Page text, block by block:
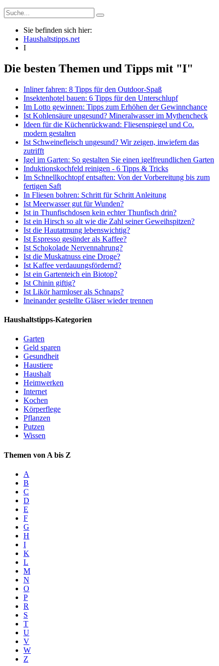
Sie befinden sich hier:
Haushaltstipps.net
I
Die besten Themen und Tipps mit "I"
Inliner fahren: 8 Tipps für den Outdoor-Spaß
Insektenhotel bauen: 6 Tipps für den Unterschlupf
Im Lotto gewinnen: Tipps zum Erhöhen der Gewinnchance
Ist Kohlensäure ungesund? Mineralwasser im Mythencheck
Ideen für die Küchenrückwand: Fliesenspiegel und Co.
modern gestalten
Ist Schweinefleisch ungesund? Wir zeigen, inwiefern das
zutrifft
Igel im Garten: So gestalten Sie einen igelfreundlichen Garten
Induktionskochfeld reinigen - 6 Tipps & Tricks
Im Schnellkochtopf entsaften: Von der Vorbereitung bis zum
fertigen Saft
In Fliesen bohren: Schritt für Schritt Anleitung
Ist Meerwasser gut für Wunden?
Ist in Thunfischdosen kein echter Thunfisch drin?
Ist ein Hirsch so alt wie die Zahl seiner Geweihspitzen?
Ist die Hautatmung lebenswichtig?
Ist Espresso gesünder als Kaffee?
Ist Schokolade Nervennahrung?
Ist die Muskatnuss eine Droge?
Ist Kaffee verdauungsfördernd?
Ist ein Gartenteich ein Biotop?
Ist Chinin giftig?
Ist Likör harmloser als Schnaps?
Ineinander gestellte Gläser wieder trennen
Haushaltstipps-Kategorien
Garten
Geld sparen
Gesundheit
Haustiere
Haushalt
Heimwerken
Internet
Kochen
Körperflege
Pflanzen
Putzen
Wissen
Themen von A bis Z
A
B
C
D
E
F
G
H
I
K
L
M
N
O
P
R
S
T
U
V
W
Z